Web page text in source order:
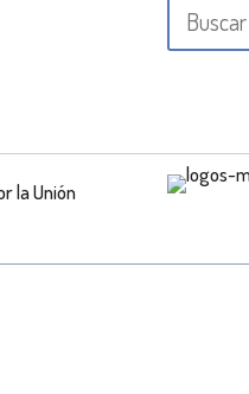
la Unión